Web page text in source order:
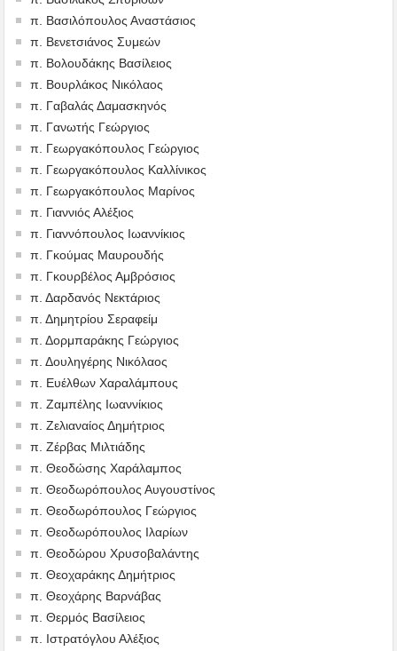
π. Βασιλόπουλος Αναστάσιος
π. Βενετσιάνος Συμεών
π. Βολουδάκης Βασίλειος
π. Βουρλάκος Νικόλαος
π. Γαβαλάς Δαμασκηνός
π. Γανωτής Γεώργιος
π. Γεωργακόπουλος Γεώργιος
π. Γεωργακόπουλος Καλλίνικος
π. Γεωργακόπουλος Μαρίνος
π. Γιαννιός Αλέξιος
π. Γιαννόπουλος Ιωαννίκιος
π. Γκούμας Μαυρουδής
π. Γκουρβέλος Αμβρόσιος
π. Δαρδανός Νεκτάριος
π. Δημητρίου Σεραφείμ
π. Δορμπαράκης Γεώργιος
π. Δουληγέρης Νικόλαος
π. Ευέλθων Χαραλάμπους
π. Ζαμπέλης Ιωαννίκιος
π. Ζελιαναίος Δημήτριος
π. Ζέρβας Μιλτιάδης
π. Θεοδώσης Χαράλαμπος
π. Θεοδωρόπουλος Αυγουστίνος
π. Θεοδωρόπουλος Γεώργιος
π. Θεοδωρόπουλος Ιλαρίων
π. Θεοδώρου Χρυσοβαλάντης
π. Θεοχαράκης Δημήτριος
π. Θεοχάρης Βαρνάβας
π. Θερμός Βασίλειος
π. Ιστρατόγλου Αλέξιος